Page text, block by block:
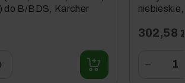
do B/BDS, Karcher
302,58
−